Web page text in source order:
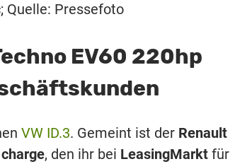
Quelle: Pressefoto
EV60 220hp
VW ID.3. Gemeint ist der Renault
, den ihr bei LeasingMarkt für